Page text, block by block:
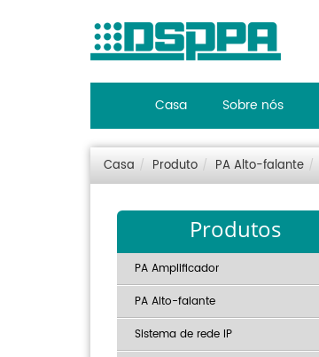
Casa Sobre nós
Casa Produto PA Alto-falante
Produtos
PA Amplificador
PA Alto-falante
Sistema de rede IP